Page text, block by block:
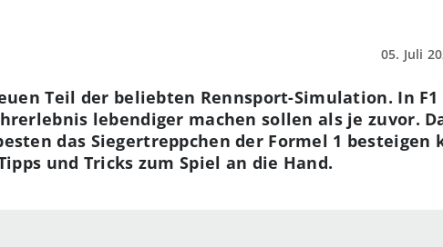
05. Juli
Teil der beliebten Rennsport-Simulation. In F1
lebendiger machen sollen als je zuvor.
das Siegertreppchen der Formel 1 besteigen
und Tricks zum Spiel an die Hand.